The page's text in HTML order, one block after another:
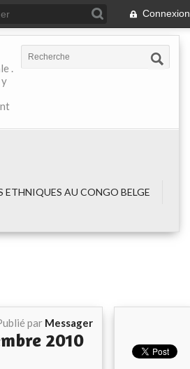
Connexion
.
AU CONGO BELGE
par Messager
2010